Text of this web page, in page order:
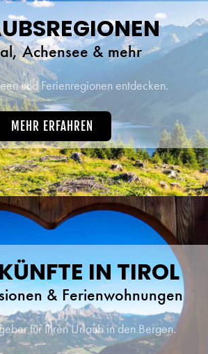
Achensee & mehr
und Ferienregionen entdecken.
MEHR ERFAHREN
IN TIROL
& Ferienwohnungen
für Ihren Urlaub in den Bergen.